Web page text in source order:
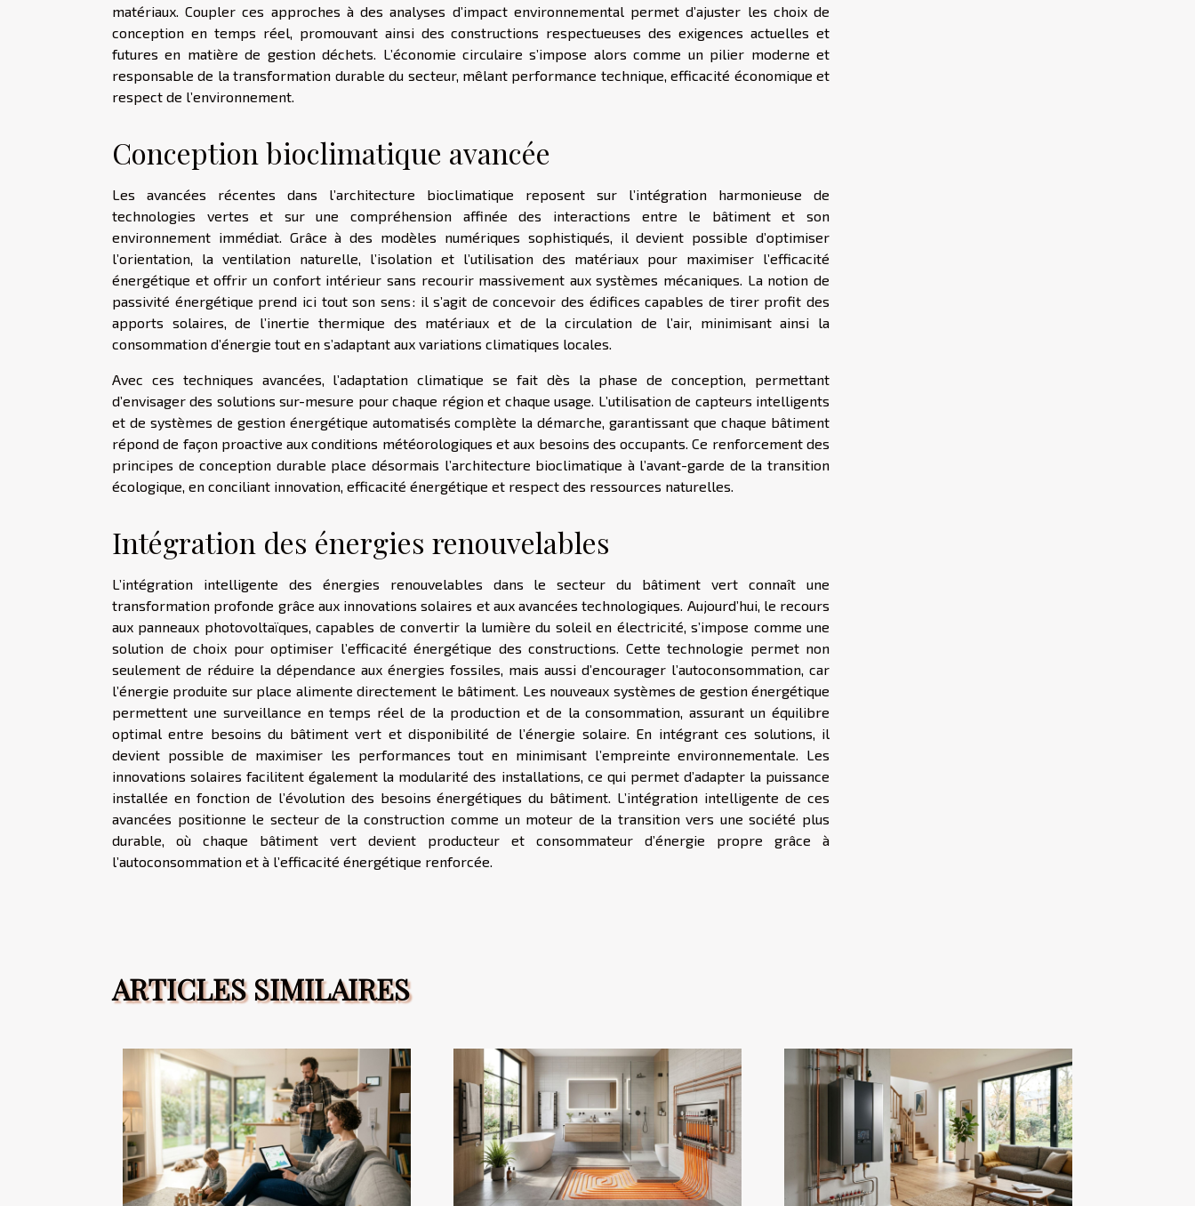
matériaux. Coupler ces approches à des analyses d’impact environnemental permet d’ajuster les choix de
conception en temps réel, promouvant ainsi des constructions respectueuses des exigences actuelles et
futures en matière de gestion déchets. L’économie circulaire s’impose alors comme un pilier moderne et
responsable de la transformation durable du secteur, mêlant performance technique, efficacité économique et
respect de l’environnement.
Conception bioclimatique avancée
Les avancées récentes dans l’architecture bioclimatique reposent sur l’intégration harmonieuse de
technologies vertes et sur une compréhension affinée des interactions entre le bâtiment et son
environnement immédiat. Grâce à des modèles numériques sophistiqués, il devient possible d’optimiser
l’orientation, la ventilation naturelle, l’isolation et l’utilisation des matériaux pour maximiser l’efficacité
énergétique et offrir un confort intérieur sans recourir massivement aux systèmes mécaniques. La notion de
passivité énergétique prend ici tout son sens : il s’agit de concevoir des édifices capables de tirer profit des
apports solaires, de l’inertie thermique des matériaux et de la circulation de l’air, minimisant ainsi la
consommation d’énergie tout en s’adaptant aux variations climatiques locales.
Avec ces techniques avancées, l’adaptation climatique se fait dès la phase de conception, permettant
d’envisager des solutions sur-mesure pour chaque région et chaque usage. L’utilisation de capteurs intelligents
et de systèmes de gestion énergétique automatisés complète la démarche, garantissant que chaque bâtiment
répond de façon proactive aux conditions météorologiques et aux besoins des occupants. Ce renforcement des
principes de conception durable place désormais l’architecture bioclimatique à l’avant-garde de la transition
écologique, en conciliant innovation, efficacité énergétique et respect des ressources naturelles.
Intégration des énergies renouvelables
L’intégration intelligente des énergies renouvelables dans le secteur du bâtiment vert connaît une
transformation profonde grâce aux innovations solaires et aux avancées technologiques. Aujourd’hui, le recours
aux panneaux photovoltaïques, capables de convertir la lumière du soleil en électricité, s’impose comme une
solution de choix pour optimiser l’efficacité énergétique des constructions. Cette technologie permet non
seulement de réduire la dépendance aux énergies fossiles, mais aussi d’encourager l’autoconsommation, car
l’énergie produite sur place alimente directement le bâtiment. Les nouveaux systèmes de gestion énergétique
permettent une surveillance en temps réel de la production et de la consommation, assurant un équilibre
optimal entre besoins du bâtiment vert et disponibilité de l’énergie solaire. En intégrant ces solutions, il
devient possible de maximiser les performances tout en minimisant l’empreinte environnementale. Les
innovations solaires facilitent également la modularité des installations, ce qui permet d’adapter la puissance
installée en fonction de l’évolution des besoins énergétiques du bâtiment. L’intégration intelligente de ces
avancées positionne le secteur de la construction comme un moteur de la transition vers une société plus
durable, où chaque bâtiment vert devient producteur et consommateur d’énergie propre grâce à
l’autoconsommation et à l’efficacité énergétique renforcée.
ARTICLES SIMILAIRES